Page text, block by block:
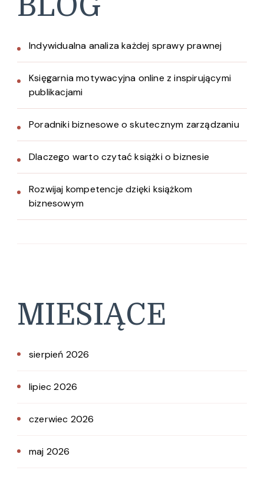
Indywidualna analiza każdej sprawy prawnej
Księgarnia motywacyjna online z inspirującymi
publikacjami
Poradniki biznesowe o skutecznym zarządzaniu
Dlaczego warto czytać książki o biznesie
Rozwijaj kompetencje dzięki książkom
biznesowym
MIESIĄCE
sierpień 2026
lipiec 2026
czerwiec 2026
maj 2026